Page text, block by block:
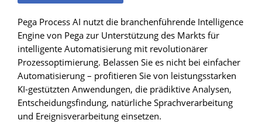
Pega Process AI nutzt die branchenführende Intelligence
Engine von Pega zur Unterstützung des Markts für
intelligente Automatisierung mit revolutionärer
Prozessoptimierung. Belassen Sie es nicht bei einfacher
Automatisierung – profitieren Sie von leistungsstarken
KI-gestützten Anwendungen, die prädiktive Analysen,
Entscheidungsfindung, natürliche Sprachverarbeitung
und Ereignisverarbeitung einsetzen.